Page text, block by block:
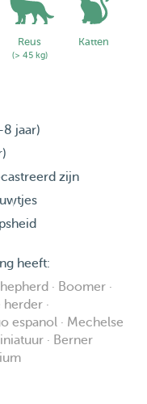
is en we geen
‘s Nachts kan een
thuiskomen en
van huis, maar we
alleen thuis kan
moeten doen.
onze activiteiten.
en onze
waardoor we
bieden.
en richten ons op de
Reus
(> 45 kg)
Katten
8 jaar)
zijn
heeft:
· Boomer ·
·
espanol · Mechelse
· Berner